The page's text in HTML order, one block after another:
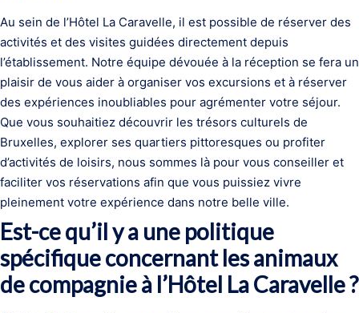
Au sein de l’Hôtel La Caravelle, il est possible de réserver des
activités et des visites guidées directement depuis
l’établissement. Notre équipe dévouée à la réception se fera un
plaisir de vous aider à organiser vos excursions et à réserver
des expériences inoubliables pour agrémenter votre séjour.
Que vous souhaitiez découvrir les trésors culturels de
Bruxelles, explorer ses quartiers pittoresques ou profiter
d’activités de loisirs, nous sommes là pour vous conseiller et
faciliter vos réservations afin que vous puissiez vivre
pleinement votre expérience dans notre belle ville.
Est-ce qu’il y a une politique
spécifique concernant les animaux
de compagnie à l’Hôtel La Caravelle ?